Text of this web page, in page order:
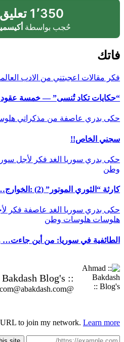
1٬350 تعليق
حُجب بواسطة
فاتك
فكر مقالات اعجبتني من الادب
“حكايات تكاد تُنسى” — خمسة عقود
حكى بدري عاصفة من مذكراتي
سجني الخاص!!
حكى بدري سوريا الغد فكر لأجل
وطن
كارثة “الثوري الموتور” (2) :الخوارج…
حكى بدري سوريا الغد عاصفة فكر
هلوسات هلوسات وطن
الطائفية في سوريا: من أين جاءت…
:: Ahmad Bakdash Blog's ::
@abakdash.com@abakdash.com
to join my network. Learn more